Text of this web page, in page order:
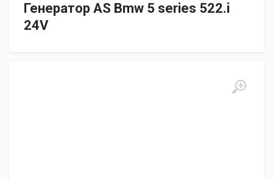
Генератор AS Bmw 5 series 522.i
24V